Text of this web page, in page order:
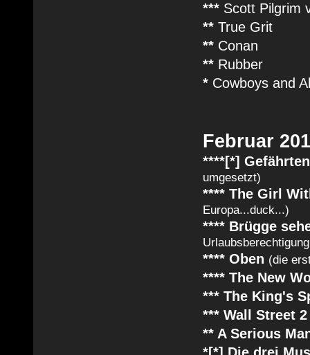
*** Scott Pilgrim
** True Grit
** Conan
** Rubber
* Cowboys and
Februar
****[*] Gefährten
umgesetzt)
**** The Girl
Europa...duck...)
**** Brügge
**** Oben (die
**** The New
*** The King's
*** Wall Street
** A Serious